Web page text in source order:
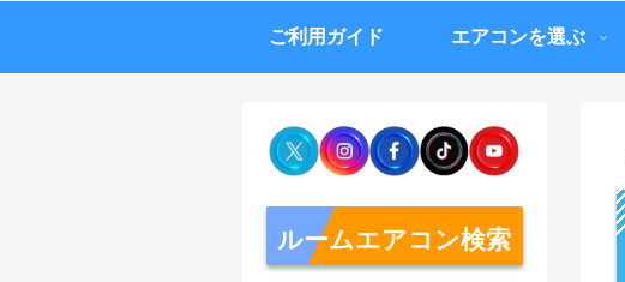
ご利用ガイド エアコンを選ぶ
ルームエアコン検索